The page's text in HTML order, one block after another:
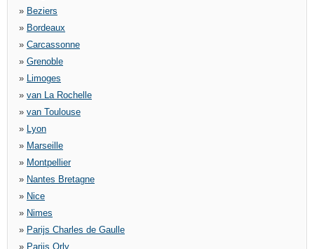
» Beziers
» Bordeaux
» Carcassonne
» Grenoble
» Limoges
» van La Rochelle
» van Toulouse
» Lyon
» Marseille
» Montpellier
» Nantes Bretagne
» Nice
» Nimes
» Parijs Charles de Gaulle
» Parijs Orly